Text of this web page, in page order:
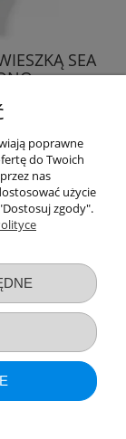
SEA
poprawne
do Twoich
nas
użycie
zgody".